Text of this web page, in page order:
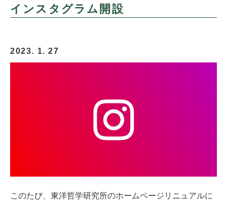
インスタグラム開設
2023. 1. 27
このたび、東洋哲学研究所のホームページリニュアルに